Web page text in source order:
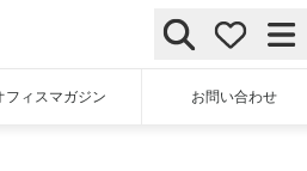
フィスマガジン お問い合わせ